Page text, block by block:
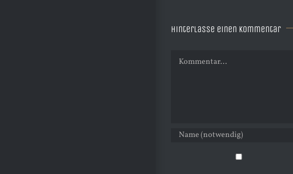
Hinterlasse einen Kommentar
Kommentar